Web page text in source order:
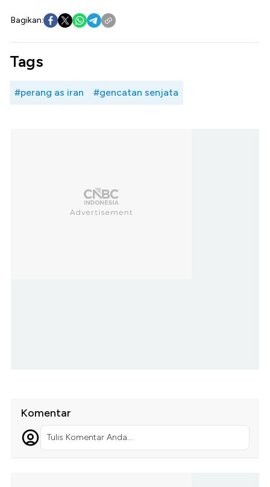
Bagikan:
Tags
#perang as iran #gencatan senjata
Komentar
Tulis Komentar Anda...